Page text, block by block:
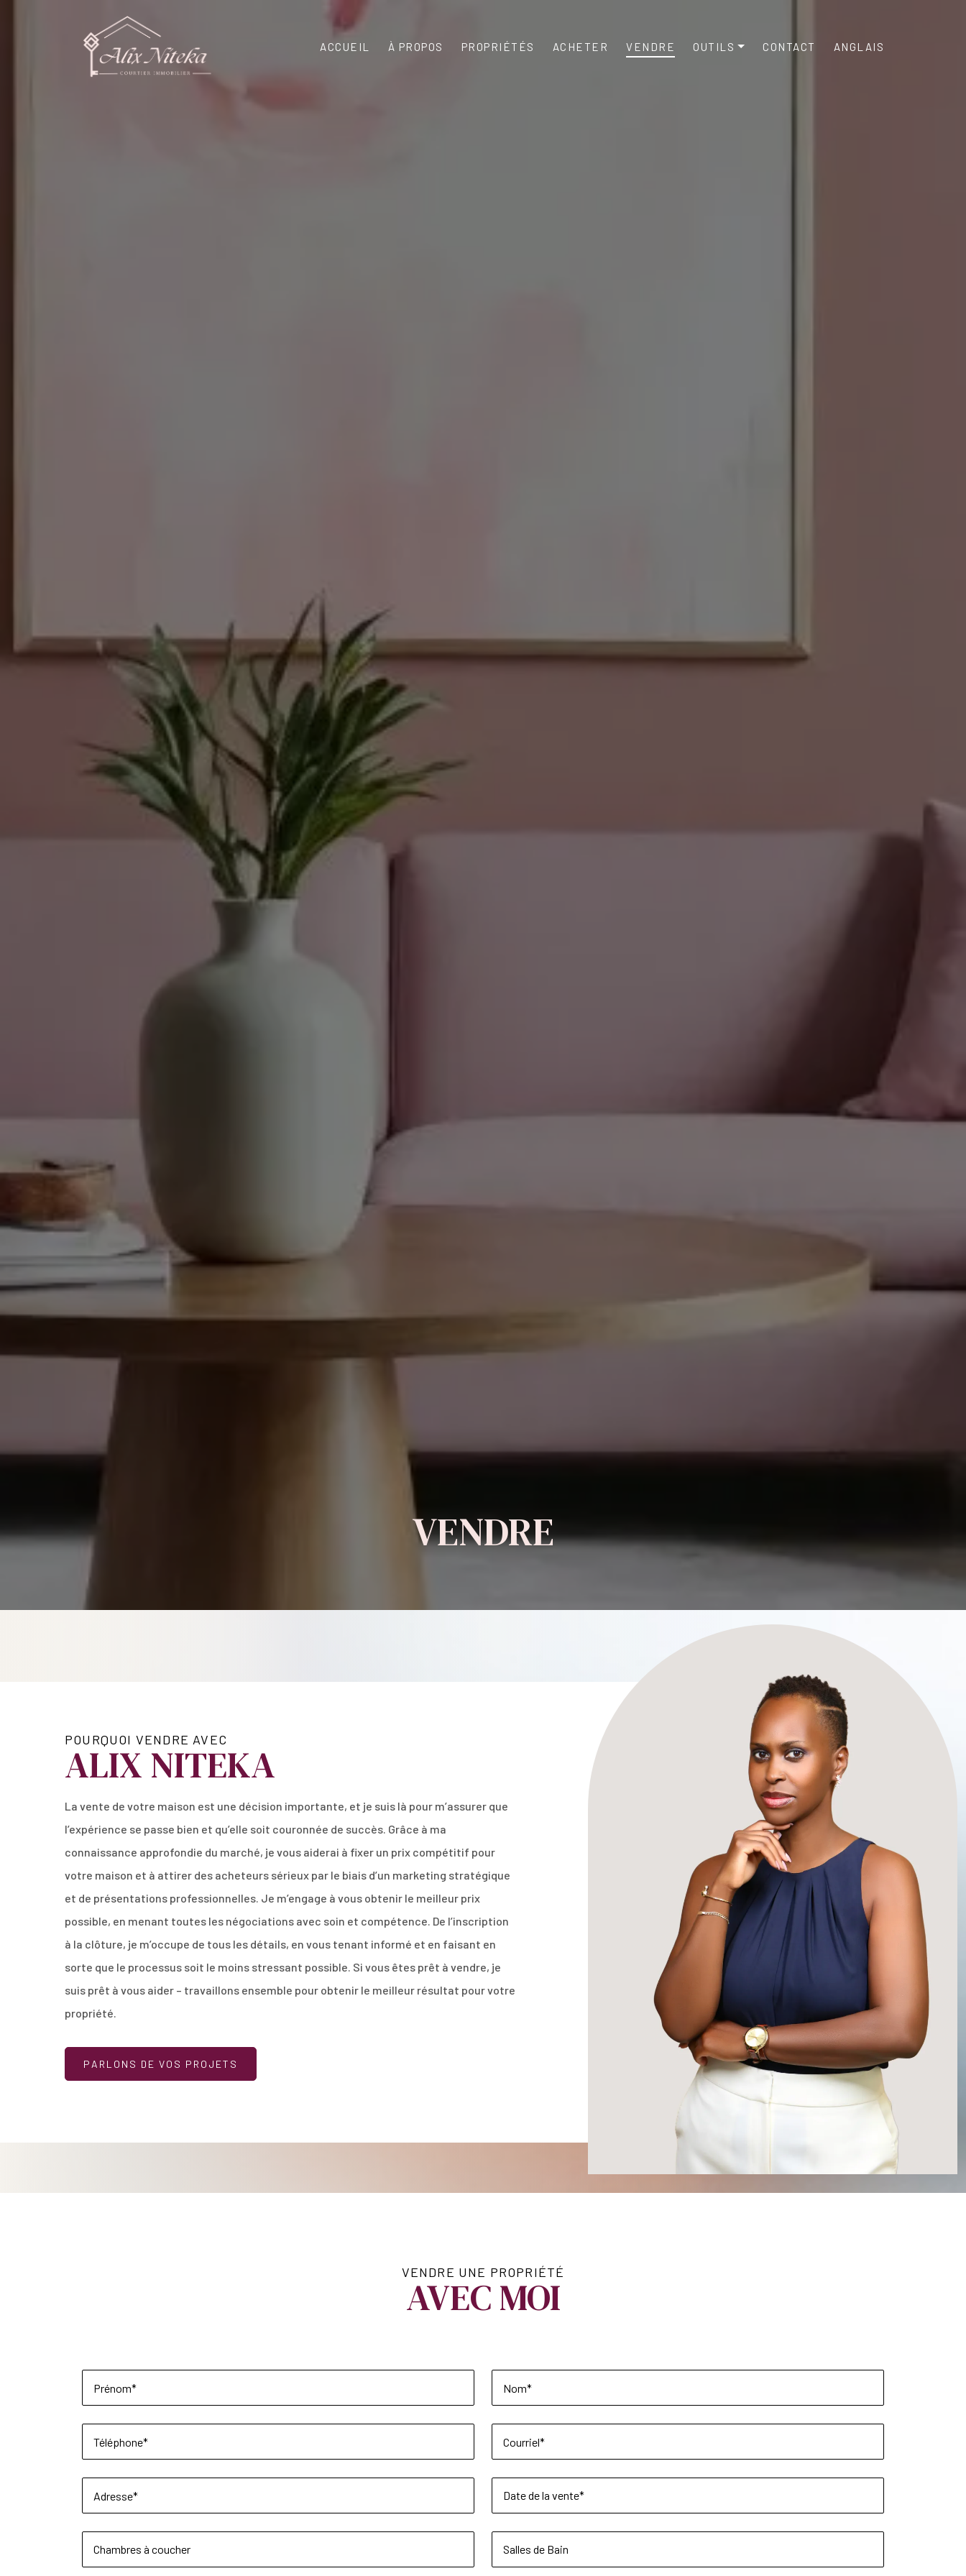
ACCUEIL À PROPOS PROPRIÉTÉS ACHETER VENDRE OUTILS CONTACT ANGLAIS
VENDRE
POURQUOI VENDRE AVEC
ALIX NITEKA
La vente de votre maison est une décision importante, et je suis là pour m’assurer que
l’expérience se passe bien et qu’elle soit couronnée de succès. Grâce à ma
connaissance approfondie du marché, je vous aiderai à fixer un prix compétitif pour
votre maison et à attirer des acheteurs sérieux par le biais d’un marketing stratégique
et de présentations professionnelles. Je m’engage à vous obtenir le meilleur prix
possible, en menant toutes les négociations avec soin et compétence. De l’inscription
à la clôture, je m’occupe de tous les détails, en vous tenant informé et en faisant en
sorte que le processus soit le moins stressant possible. Si vous êtes prêt à vendre, je
suis prêt à vous aider – travaillons ensemble pour obtenir le meilleur résultat pour votre
propriété.
PARLONS DE VOS PROJETS
VENDRE UNE PROPRIÉTÉ
AVEC MOI